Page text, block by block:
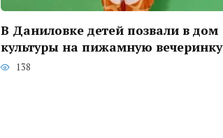
В Даниловке детей позвали в дом
культуры на пижамную вечеринку
138